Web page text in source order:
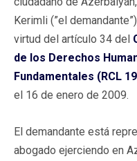
Kerimli (”el
virtud del artículo 34 del
de los Derechos
Fundamentales (RCL
el 16 de enero de 2009.
El demandante está
abogado ejerciendo en